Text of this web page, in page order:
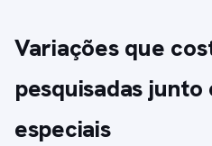
Variações que
pesquisadas
especiais